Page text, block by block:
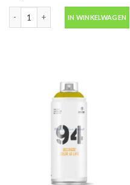
IN WINKELWAGEN